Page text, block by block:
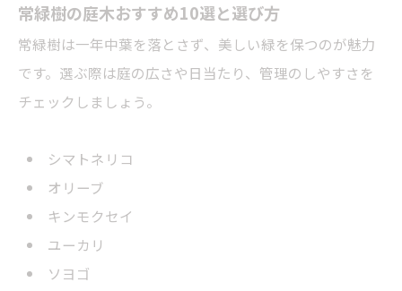
常緑樹の庭木おすすめ10選と選び方
常緑樹は一年中葉を落とさず、美しい緑を保つのが魅力
です。選ぶ際は庭の広さや日当たり、管理のしやすさを
チェックしましょう。
シマトネリコ
オリーブ
キンモクセイ
ユーカリ
ソヨゴ